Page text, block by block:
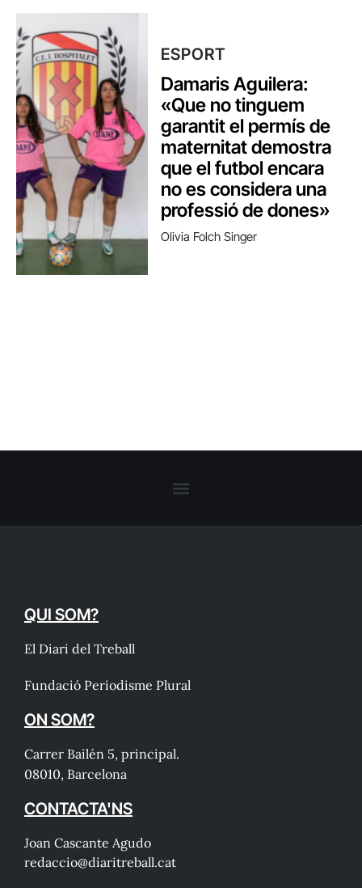
ESPORT
Damaris Aguilera:
«Que no tinguem
garantit el permís de
maternitat demostra
que el futbol encara
no es considera una
professió de dones»
Olivia Folch Singer
QUI SOM?
El Diari del Treball
Fundació Periodisme Plural
ON SOM?
Carrer Bailén 5, principal.
08010, Barcelona
CONTACTA'NS
Joan Cascante Agudo
redaccio@diaritreball.cat